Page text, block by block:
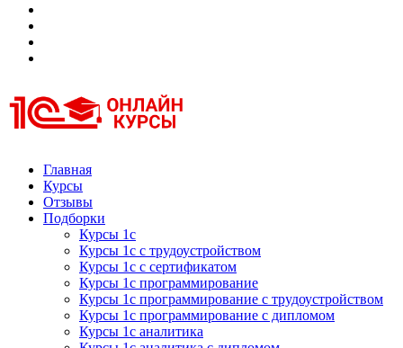
Курсы 1С
Курсы 1С официальная сертификация
Главная
Курсы
Отзывы
Подборки
Курсы 1с
Курсы 1с с трудоустройством
Курсы 1с с сертификатом
Курсы 1с программирование
Курсы 1с программирование с трудоустройством
Курсы 1с программирование с дипломом
Курсы 1с аналитика